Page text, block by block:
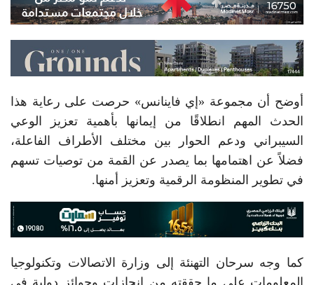
أوضح أن مجموعة «إي فاينانس» حرصت على رعاية هذا
الحدث المهم انطلاقًا من إيمانها بأهمية تعزيز الوعي
السيبراني ودعم الحوار بين مختلف الأطراف الفاعلة،
فضلاً عن اهتمامها بما يصدر عن القمة من توصيات تسهم
في تطوير المنظومة الرقمية وتعزيز أمنها.
كما وجه سرحان التهنئة إلى وزارة الاتصالات وتكنولوجيا